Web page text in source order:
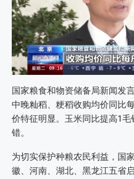
国家粮食和物资储备局新闻发
中晚籼稻、粳稻收购均价同比
价特征明显。玉米同比提高1
错。
为切实保护种粮农民利益，国
徽、河南、湖北、黑龙江五省